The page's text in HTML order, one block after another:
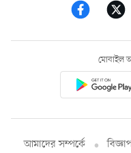
মোবাইল
আমাদের সম্পর্কে